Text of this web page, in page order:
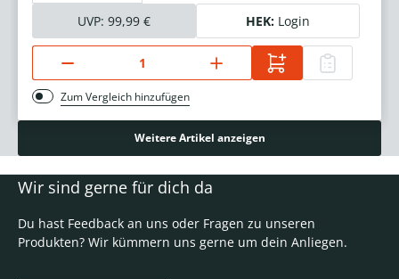
UVP: 99,99 € HEK: Login
Zum Vergleich hinzufügen
Weitere Artikel anzeigen
Wir sind gerne für dich da
Du hast Feedback an uns oder Fragen zu unseren
Produkten? Wir kümmern uns gerne um dein Anliegen.